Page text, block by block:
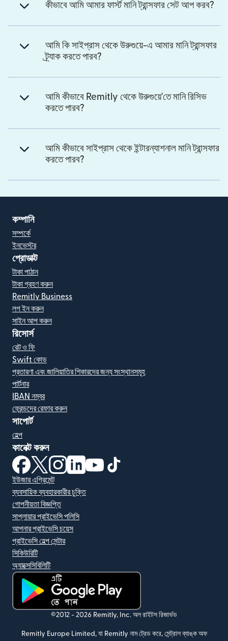
কীভাবে আমি আমার ফার্স্ট মানি ট্রান্সফার সেট আপ করব?
আমি কি সাইপ্রাস থেকে উরুগুয়ে-এ আমার মানি ট্রান্সফার
ট্র্যাক করতে পারব?
আমি কীভাবে Remitly থেকে উরুগুয়ে'তে মানি রিসিভ
করতে পারব?
আমি কীভাবে সাইপ্রাস থেকে ইন্টারন্যাশনাল মানি ট্রান্সফার
করতে পারব?
কম্পানি
সম্পর্কে
ইনভেস্টর
প্রোডাক্ট
টাকা পাঠান
টাকা গ্রহণ করুন
Remitly Business
লগ ইন করুন
সাইন আপ করুন
রিসোর্স
রেট ও ফি
Swift কোড
প্রতারণা এবং জালিয়াতির শিকারদের জন্য সংস্থানসমূহ
পার্টনার
IBAN নম্বর
ফ্রেন্ডদের রেফার করুন
সাপোর্ট
হেল্প
কানেক্ট করুন
(নতুন উইন্ডোতে খুলবে)
(নতুন উইন্ডোতে খুলবে)
(নতুন উইন্ডোতে খুলবে)
(নতুন উইন্ডোতে খুলবে)
(নতুন উইন্ডোতে খুলবে)
ইউজার এগ্রিমেন্ট
ব্যবসায়িক ব্যবহারকারীর চুক্তি
গোপনীয়তা বিজ্ঞপ্তি
সাপ্লায়ার প্রাইভেসি পলিসি
আপনার প্রাইভেসি চয়েস
প্রাইভেসি হেল্প সেন্টার
সিকিউরিটি
অ্যাক্সেসিবিলিটি
(নতুন উইন্ডোতে খুলবে)
©2012 - 2026 Remitly, Inc. অল রাইটস রিজার্ভড
Remitly Europe Limited, যা Remitly নাম ট্রেড করে, সেন্ট্রাল ব্যাঙ্ক অফ